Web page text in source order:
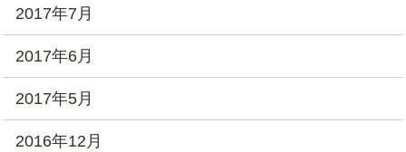
2017年7月
2017年6月
2017年5月
2016年12月